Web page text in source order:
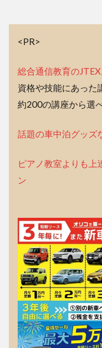
<PR>
総合通信教育のJTEX
資格や技能にあった
約200の講座から選
話題の車中泊グッズ
ピアノ教室よりも上
ン